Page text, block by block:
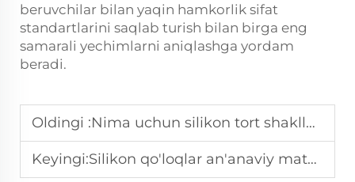
beruvchilar bilan yaqin hamkorlik sifat
standartlarini saqlab turish bilan birga eng
samarali yechimlarni aniqlashga yordam
beradi.
Oldingi :Nima uchun silikon tort shakllari maxsus nonvoylik echimlari uchun kerakli buyum hisoblanadi?
Keyingi:Silikon qo'loqlar an'anaviy materiallardan nima uchun gигiyenikroq?